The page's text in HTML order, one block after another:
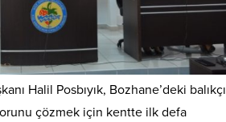
Halil Posbıyık, Bozhane’deki balıkçı
çözmek için kentte ilk defa